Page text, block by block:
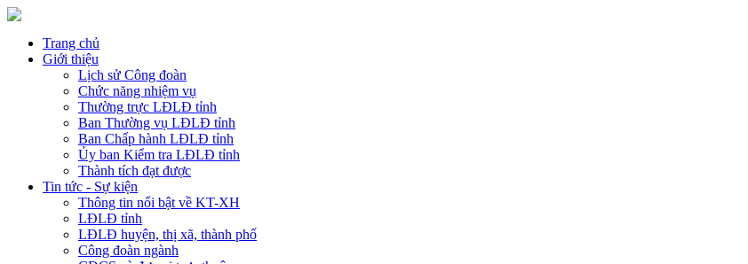
Trang chủ
Giới thiệu
Lịch sử Công đoàn
Chức năng nhiệm vụ
Thường trực LĐLĐ tỉnh
Ban Thường vụ LĐLĐ tỉnh
Ban Chấp hành LĐLĐ tỉnh
Ủy ban Kiểm tra LĐLĐ tỉnh
Thành tích đạt được
Tin tức - Sự kiện
Thông tin nổi bật về KT-XH
LĐLĐ tỉnh
LĐLĐ huyện, thị xã, thành phố
Công đoàn ngành